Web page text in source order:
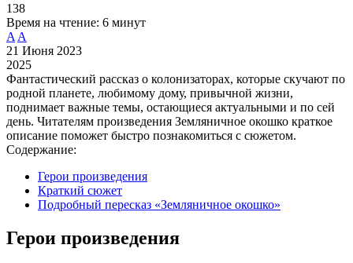
138
Время на чтение: 6 минут
A A
21 Июня 2023
2025
Фантастический рассказ о колонизаторах, которые скучают по
родной планете, любимому дому, привычной жизни,
поднимает важные темы, остающиеся актуальными и по сей
день. Читателям произведения Земляничное окошко краткое
описание поможет быстро познакомиться с сюжетом.
Содержание:
Герои произведения
Краткий сюжет
Подробный пересказ «Земляничное окошко»
Герои произведения